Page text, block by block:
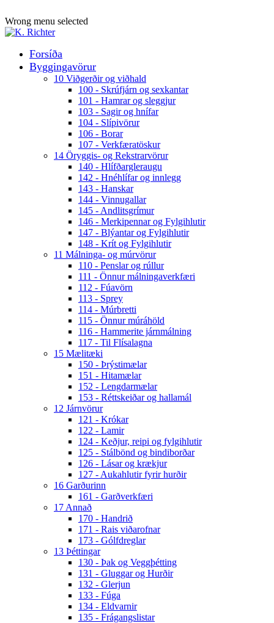
Wrong menu selected
Forsíða
Byggingavörur
10 Viðgerðir og viðhald
100 - Skrúfjárn og sexkantar
101 - Hamrar og sleggjur
103 - Sagir og hnífar
104 - Slípivörur
106 - Borar
107 - Verkfæratöskur
14 Öryggis- og Rekstrarvörur
140 - Hlífðargleraugu
142 - Hnéhlífar og innlegg
143 - Hanskar
144 - Vinnugallar
145 - Andlitsgrímur
146 - Merkipennar og Fylgihlutir
147 - Blýantar og Fylgihlutir
148 - Krít og Fylgihlutir
11 Málninga- og múrvörur
110 - Penslar og rúllur
111 - Önnur málningaverkfæri
112 - Fúavörn
113 - Sprey
114 - Múrbretti
115 - Önnur múráhöld
116 - Hammerite járnmálning
117 - Til Flísalagna
15 Mælitæki
150 - Þrýstimælar
151 - Hitamælar
152 - Lengdarmælar
153 - Réttskeiðar og hallamál
12 Járnvörur
121 - Krókar
122 - Lamir
124 - Keðjur, reipi og fylgihlutir
125 - Stálbönd og bindiborðar
126 - Lásar og krækjur
127 - Aukahlutir fyrir hurðir
16 Garðurinn
161 - Garðverkfæri
17 Annað
170 - Handrið
171 - Rais viðarofnar
173 - Gólfdreglar
13 Þéttingar
130 - Þak og Veggþétting
131 - Gluggar og Hurðir
132 - Glerjun
133 - Fúga
134 - Eldvarnir
135 - Frágangslistar